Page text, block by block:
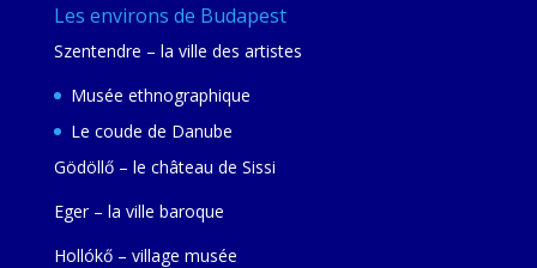
Les environs de Budapest
Szentendre – la ville des artistes
Musée ethnographique
Le coude de Danube
Gödöllő – le château de Sissi
Eger – la ville baroque
Hollókő – village musée